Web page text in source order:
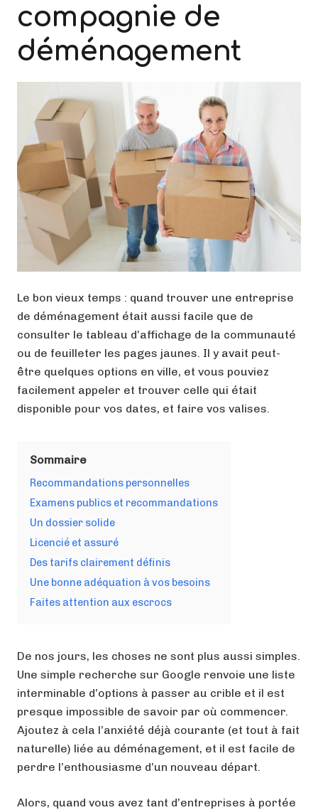
compagnie de
déménagement
Le bon vieux temps : quand trouver une entreprise
de déménagement était aussi facile que de
consulter le tableau d’affichage de la communauté
ou de feuilleter les pages jaunes. Il y avait peut-
être quelques options en ville, et vous pouviez
facilement appeler et trouver celle qui était
disponible pour vos dates, et faire vos valises.
Sommaire
Recommandations personnelles
Examens publics et recommandations
Un dossier solide
Licencié et assuré
Des tarifs clairement définis
Une bonne adéquation à vos besoins
Faites attention aux escrocs
De nos jours, les choses ne sont plus aussi simples.
Une simple recherche sur Google renvoie une liste
interminable d’options à passer au crible et il est
presque impossible de savoir par où commencer.
Ajoutez à cela l’anxiété déjà courante (et tout à fait
naturelle) liée au déménagement, et il est facile de
perdre l’enthousiasme d’un nouveau départ.
Alors, quand vous avez tant d’entreprises à portée